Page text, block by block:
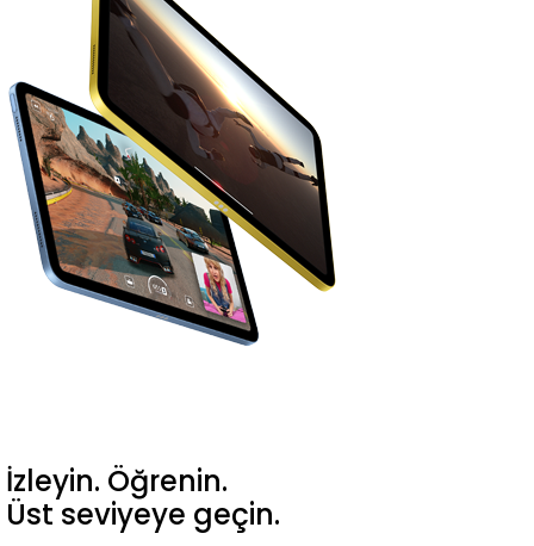
İzleyin. Öğrenin.
Üst seviyeye geçin.